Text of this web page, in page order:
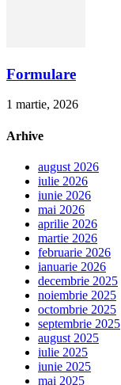
Formulare
1 martie, 2026
Arhive
august 2026
iulie 2026
iunie 2026
mai 2026
aprilie 2026
martie 2026
februarie 2026
ianuarie 2026
decembrie 2025
noiembrie 2025
octombrie 2025
septembrie 2025
august 2025
iulie 2025
iunie 2025
mai 2025